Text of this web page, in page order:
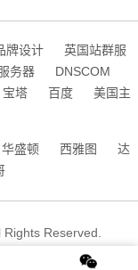
牌设计
英国站群服
务器
DNSCOM
宝塔 百度
美国主
华盛顿 西雅图
达
Reserved.